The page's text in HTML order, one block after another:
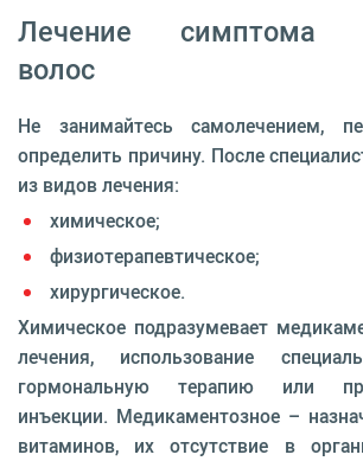
Лечение симптома
волос
Не занимайтесь самолечением,
определить причину. После
из видов лечения:
химическое;
физиотерапевтическое;
хирургическое.
Химическое подразумевает
лечения, использование
гормональную терапию или
инъекции. Медикаментозное –
витаминов, их отсутствие в